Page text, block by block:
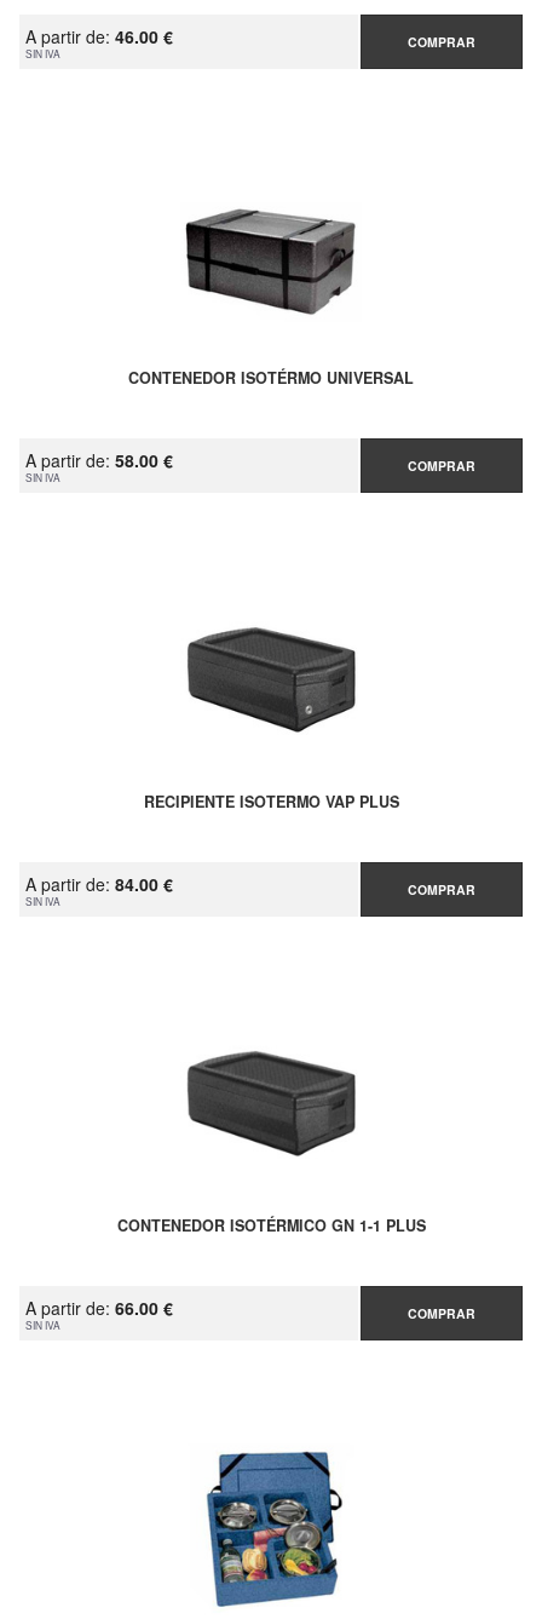
A partir de: 46.00 €
SIN IVA
COMPRAR
CONTENEDOR ISOTÉRMO UNIVERSAL
A partir de: 58.00 €
SIN IVA
COMPRAR
RECIPIENTE ISOTERMO VAP PLUS
A partir de: 84.00 €
SIN IVA
COMPRAR
CONTENEDOR ISOTÉRMICO GN 1-1 PLUS
A partir de: 66.00 €
SIN IVA
COMPRAR